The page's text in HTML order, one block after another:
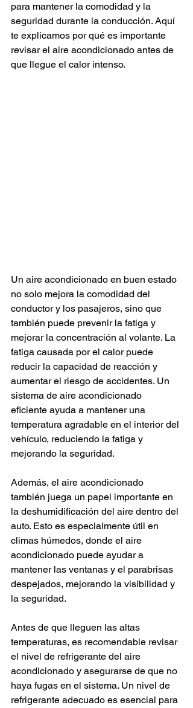
para mantener la comodidad y la
seguridad durante la conducción. Aquí
te explicamos por qué es importante
revisar el aire acondicionado antes de
que llegue el calor intenso.
Un aire acondicionado en buen estado
no solo mejora la comodidad del
conductor y los pasajeros, sino que
también puede prevenir la fatiga y
mejorar la concentración al volante. La
fatiga causada por el calor puede
reducir la capacidad de reacción y
aumentar el riesgo de accidentes. Un
sistema de aire acondicionado
eficiente ayuda a mantener una
temperatura agradable en el interior del
vehículo, reduciendo la fatiga y
mejorando la seguridad.
Además, el aire acondicionado
también juega un papel importante en
la deshumidificación del aire dentro del
auto. Esto es especialmente útil en
climas húmedos, donde el aire
acondicionado puede ayudar a
mantener las ventanas y el parabrisas
despejados, mejorando la visibilidad y
la seguridad.
Antes de que lleguen las altas
temperaturas, es recomendable revisar
el nivel de refrigerante del aire
acondicionado y asegurarse de que no
haya fugas en el sistema. Un nivel de
refrigerante adecuado es esencial para